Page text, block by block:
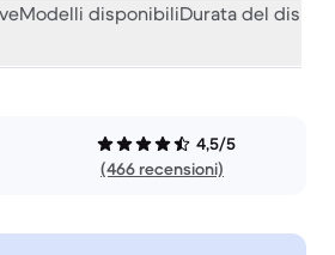
Modelli disponibiliDurata del
4,5/5
(466 recensioni)